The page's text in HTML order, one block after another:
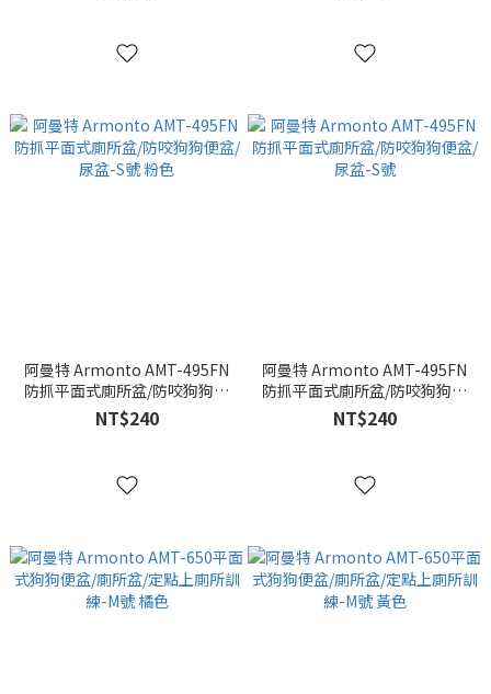
阿曼特 Armonto AMT-495FN
防抓平面式廁所盆/防咬狗狗便
盆/尿盆-S號 粉色
NT$240
阿曼特 Armonto AMT-495FN
防抓平面式廁所盆/防咬狗狗便
盆/尿盆-S號
NT$240